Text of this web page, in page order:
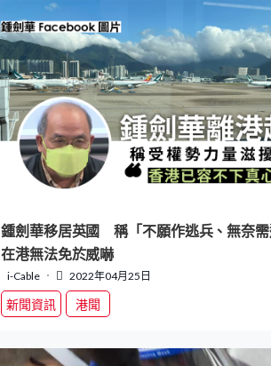
鍾劍華移居英國 稱「不願作逃兵、無奈
在港無法免於威嚇
i-Cable 2022年04月25日
新聞資訊 港聞